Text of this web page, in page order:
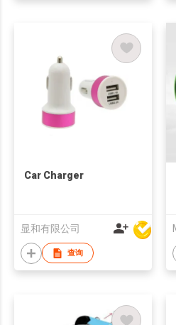
Car Charger
显和有限公司
查询